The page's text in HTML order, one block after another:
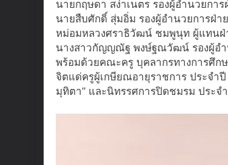
นายกฤษดา สง่าเนตร รองผู้อำนวยกา
นายสืบศักดิ์ สุ่มอิ่ม รองผู้อำนวยการฝ่า
หม่อมหลวงศราธิวัฒน์ ชมพูนุท ผู้แทนฝ่
นางสาวกัญญณัฐ พงษ์ฐณวัฒน์ รองผู้อ
พร้อมด้วยคณะครู บุคลากรทางการศึก
จิตแด่ครูผู้เกษียณอายุราชการ ประจำ
มุทิตา” และนิทรรศการปิดชมรม ประจ